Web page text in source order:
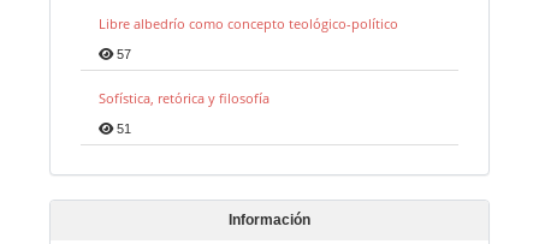
Libre albedrío como concepto teológico-político
57
Sofística, retórica y filosofía
51
Información